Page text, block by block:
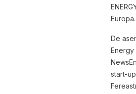
Europa.
De
Energy
start-